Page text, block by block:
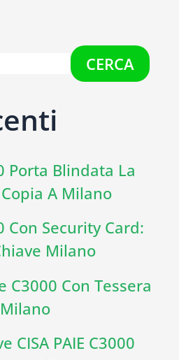
CERCA
Porta Blindata La
A Milano
Con Security Card:
Milano
C3000 Con Tessera
CISA PAIE C3000